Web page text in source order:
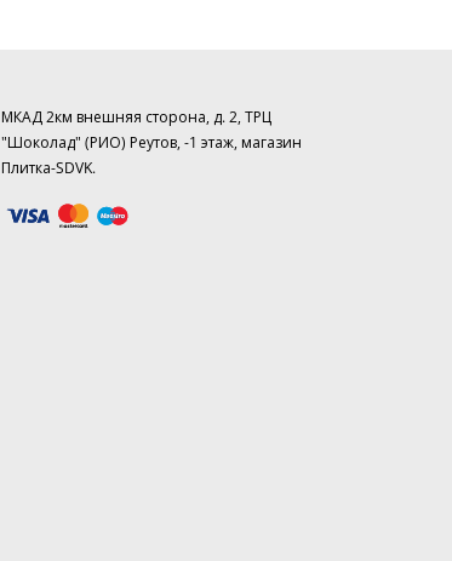
МКАД 2км внешняя сторона, д. 2, ТРЦ
"Шоколад" (РИО) Реутов, -1 этаж, магазин
Плитка-SDVK.